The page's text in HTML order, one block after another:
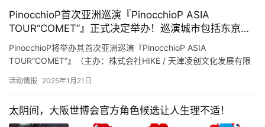
PinocchioP首次亚洲巡演『PinocchioP ASIA
TOUR“COMET”』正式决定举办！巡演城市包括东京、
大阪、上海、广州，其他城市也正在调整中。～同时，
本人也发表了评论～
PinocchioP将举办其首次亚洲巡演『PinocchioP ASIA
TOUR“COMET”』（主办：株式会社HIKE / 天津凌创文化发展有限
活动情报 2025年1月21日
太阴间，大阪世博会官方角色候选让人生理不适！